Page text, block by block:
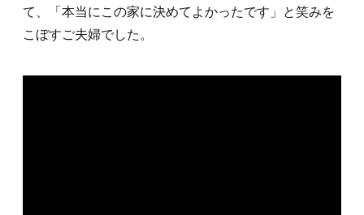
て、「本当にこの家に決めてよかったです」と笑みを
こぼすご夫婦でした。